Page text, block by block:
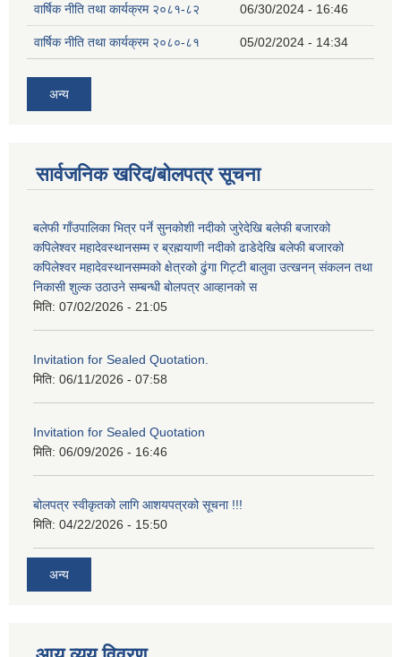
वार्षिक नीति तथा कार्यक्रम २०८१-८२ 06/30/2024 - 16:46
वार्षिक नीति तथा कार्यक्रम २०८०-८१ 05/02/2024 - 14:34
अन्य
सार्वजनिक खरिद/बोलपत्र सूचना
बलेफी गाँउपालिका भित्र पर्ने सुनकोशी नदीको जुरेदेखि बलेफी बजारको
कपिलेश्वर महादेवस्थानसम्म र ब्रह्मयाणी नदीको ढाडेदेखि बलेफी बजारको
कपिलेश्वर महादेवस्थानसम्मको क्षेत्रको ढुंगा गिट्टी बालुवा उत्खनन् संकलन तथा
निकासी शुल्क उठाउने सम्बन्धी बोलपत्र आव्हानको स
मिति: 07/02/2026 - 21:05
Invitation for Sealed Quotation.
मिति: 06/11/2026 - 07:58
Invitation for Sealed Quotation
मिति: 06/09/2026 - 16:46
बोलपत्र स्वीकृतको लागि आशयपत्रको सूचना !!!
मिति: 04/22/2026 - 15:50
अन्य